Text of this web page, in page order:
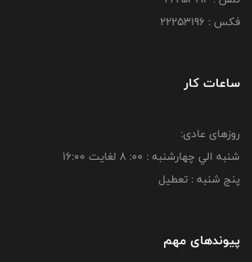
فکس : 22253196
ساعات کار
روزهای عادی:
شنبه الي چهارشنبه : 00: 8 لغايت 16:00
پنج شنبه : تعطیل
پیوندهای مهم